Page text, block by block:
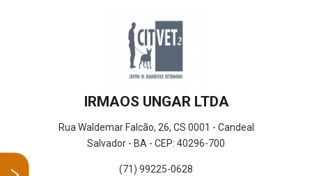
IRMAOS UNGAR LTDA
Rua Waldemar Falcão, 26, CS 0001 - Candeal
Salvador - BA - CEP: 40296-700
(71) 99225-0628